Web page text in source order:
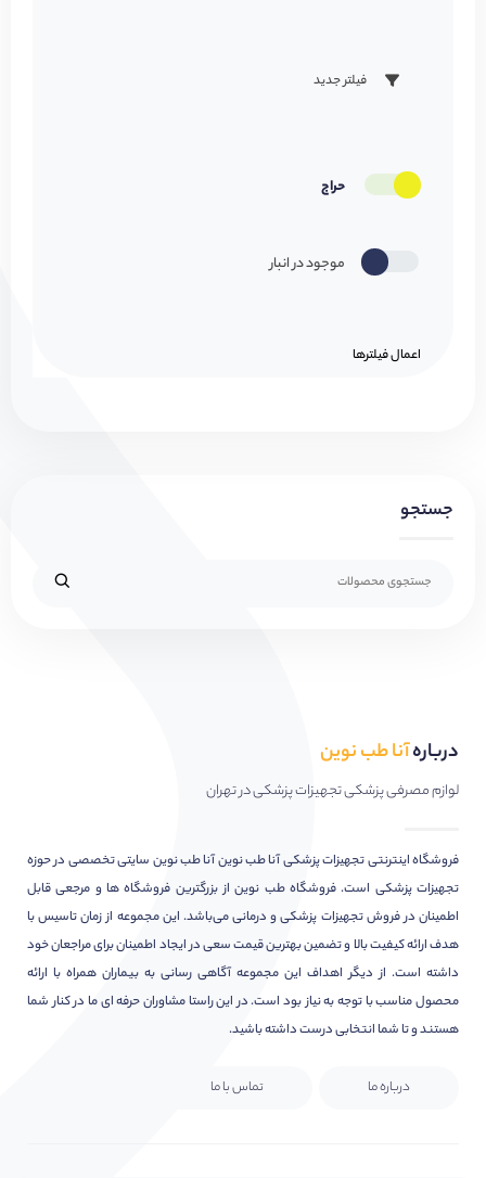
فیلتر جدید
حراج
موجود در انبار
اعمال فیلتر‌ها
جستجو
دربارهآنا طب نوین
لوازم مصرفی پزشکی تجهیزات پزشکی در تهران
فروشگاه اینترنتی تجهیزات پزشکی آنا طب نوین آنا طب نوین سایتی تخصصی در حوزه
تجهیزات پزشکی است. فروشگاه طب نوین از بزرگترین فروشگاه ها و مرجعی قابل
اطمینان در فروش تجهیزات پزشکی و درمانی می‌باشد. این مجموعه از زمان تاسیس با
هدف ارائه کیفیت بالا و تضمین بهترین قیمت سعی در ایجاد اطمینان برای مراجعان خود
داشته است. از دیگر اهداف این مجموعه آگاهی رسانی به بیماران همراه با ارائه
محصول مناسب با توجه به نیاز بود است. در این راستا مشاوران حرفه ای ما در کنار شما
هستند و تا شما انتخابی درست داشته باشید.
درباره ما تماس با ما